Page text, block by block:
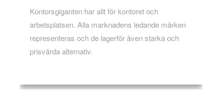
Kontorsgiganten har allt för kontoret och
arbetsplatsen. Alla marknadens ledande märken
representeras och de lagerför även starka och
prisvärda alternativ.